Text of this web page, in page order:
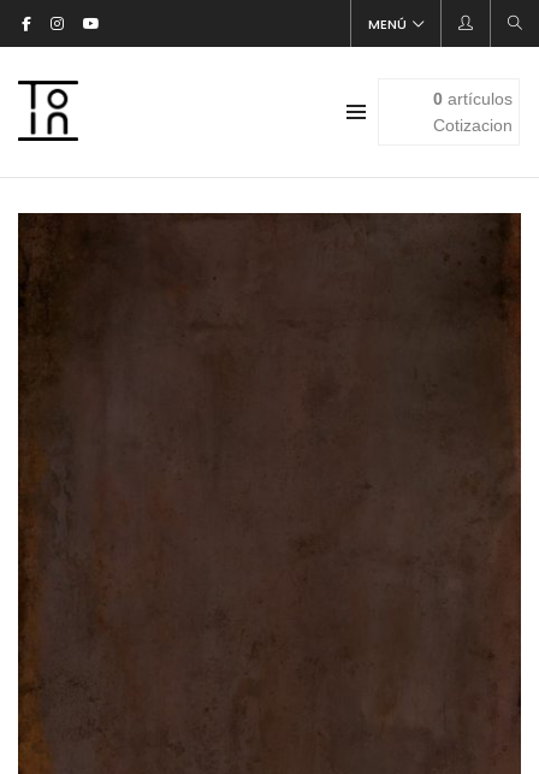
MENÚ
0artículos
Cotizacion